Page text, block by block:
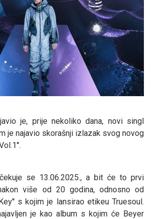
je, prije nekoliko dana, novi singl
je najavio skorašnji izlazak svog novog
se 13.06.2025., a bit će to prvi
više od 20 godina, odnosno od
s kojim je lansirao etikeu Truesoul.
je kao album s kojim će Beyer